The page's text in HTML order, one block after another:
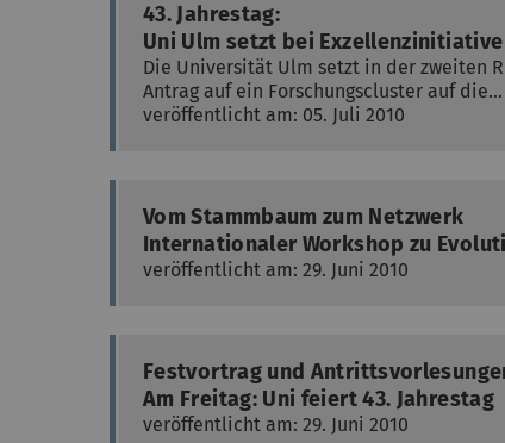
43. Jahrestag:
Uni Ulm setzt bei
Die Universität Ulm setzt in der zweiten
Antrag auf ein Forschungscluster auf die…
veröffentlicht am: 05. Juli 2010
Vom Stammbaum zum Netzwerk
Internationaler Workshop zu
veröffentlicht am: 29. Juni 2010
Festvortrag und
Am Freitag: Uni feiert 43. Jahrestag
veröffentlicht am: 29. Juni 2010